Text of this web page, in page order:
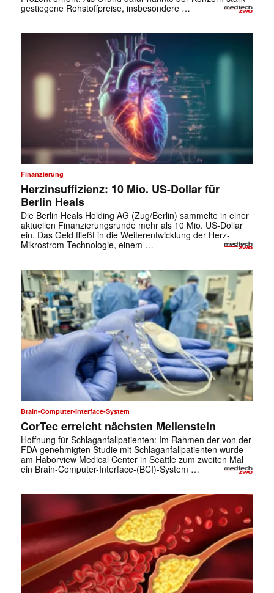
✕
gestiegene Rohstoffpreise, insbesondere …
Finanzierung
Herzinsuffizienz: 10 Mio. US-Dollar für
Berlin Heals
Die Berlin Heals Holding AG (Zug/Berlin) sammelte in einer
aktuellen Finanzierungsrunde mehr als 10 Mio. US-Dollar
ein. Das Geld fließt in die Weiterentwicklung der Herz-
Mikrostrom-Technologie, einem …
Brain-Computer-Interface-System
CorTec erreicht nächsten Meilenstein
Hoffnung für Schlaganfallpatienten: Im Rahmen der von der
FDA genehmigten Studie mit Schlaganfallpatienten wurde
am Haborview Medical Center in Seattle zum zweiten Mal
ein Brain-Computer-Interface-(BCI)-System …